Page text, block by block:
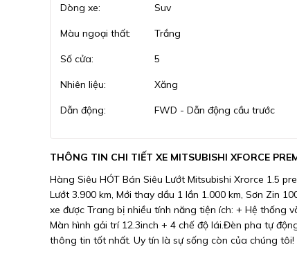
Dòng xe: Suv
Màu ngoại thất: Trắng
Số cửa: 5
Nhiên liệu: Xăng
Dẫn động: FWD - Dẫn động cầu trước
THÔNG TIN CHI TIẾT XE MITSUBISHI XFORCE
Hàng Siêu HÓT Bán Siêu Lướt Mitsubishi Xrorce 1.5
Lướt 3.900 km, Mới thay dầu 1 lần 1.000 km, Sơn Zin
xe được Trang bị nhiều tính năng tiện ích: + Hệ thống
Màn hình gải trí 12.3inch + 4 chế độ lái.Đèn pha tự
thông tin tốt nhất. Uy tín là sự sống còn của chúng tôi!